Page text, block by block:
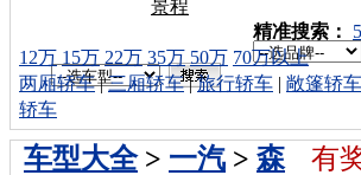
景程
车型搜索：
精准搜索：
12万 15万 22万 35万 50万 70万以上
两厢轿车|三厢轿车|旅行轿车 | 敞篷轿车
轿车
有
车型大全> 一汽 > 森